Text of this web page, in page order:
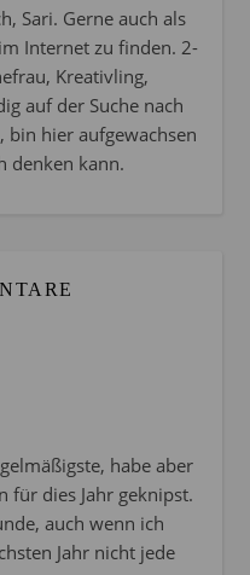
Sari. Gerne auch als
Internet zu finden. 2-
Kreativling,
auf der Suche nach
bin hier aufgewachsen
denken kann.
habe aber
für dies Jahr geknipst.
auch wenn ich
Jahr nicht jede